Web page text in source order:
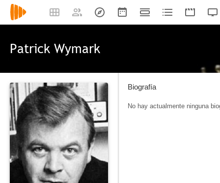
Patrick Wymark
Biografía
No hay actualmente ninguna